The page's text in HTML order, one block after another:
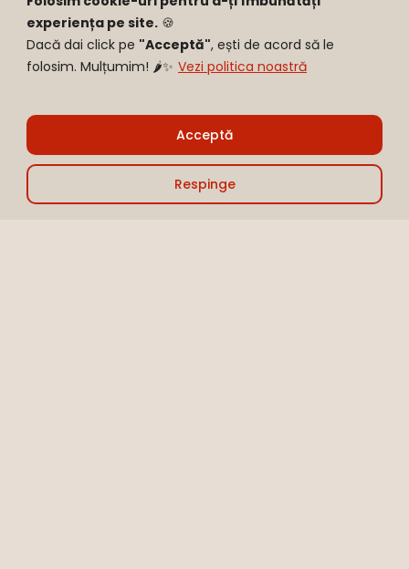
experiența pe site. 🍪
Dacă dai click pe "Acceptă", ești de acord să le
folosim. Mulțumim! 🌶️✨ Vezi politica noastră
Respinge
Acceptă
Sub-total: 0,00lei
Vezi Coșul Finalizare
curry